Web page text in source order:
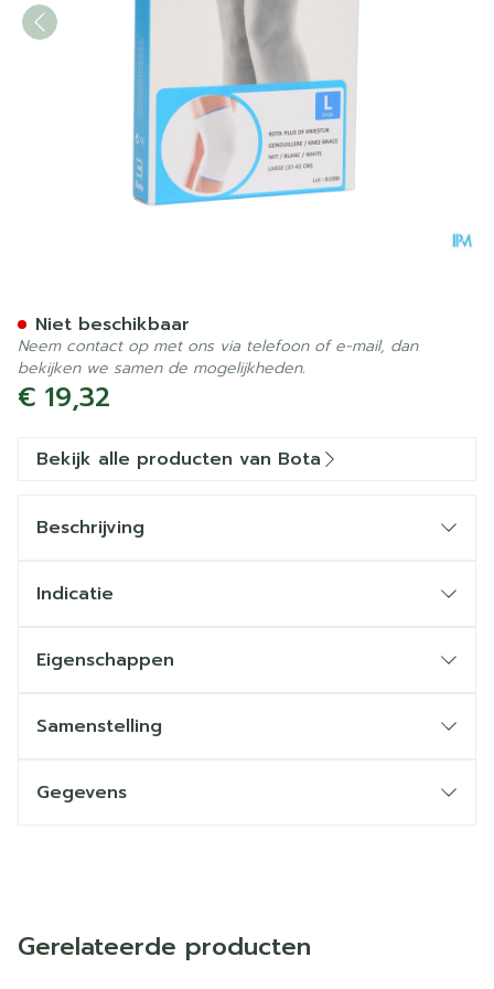
€ 19,32
Niet beschikbaar
Neem contact op met ons via telefoon of e-mail, dan
bekijken we samen de mogelijkheden.
Bekijk alle producten van Bota
Beschrijving
Indicatie
Eigenschappen
Samenstelling
Gegevens
Gerelateerde producten